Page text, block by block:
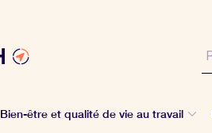
Bien-être et qualité de vie au travail